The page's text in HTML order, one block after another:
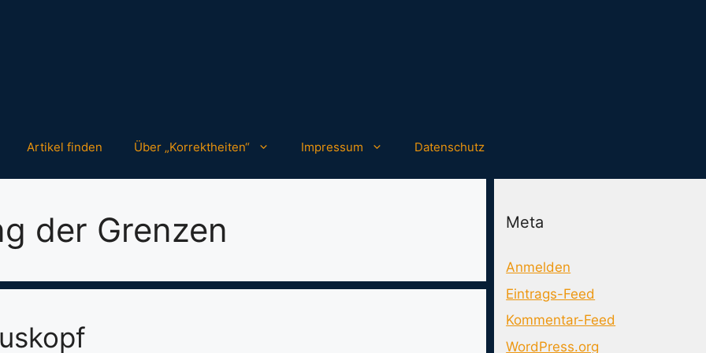
Artikel finden Über „Korrektheiten“ Impressum Datenschutz
der Grenzen Meta
Anmelden
Eintrags-Feed
Kommentar-Feed
WordPress.org